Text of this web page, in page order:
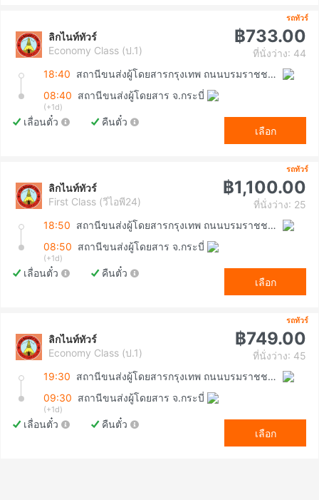
รถทัวร์
ลิกไนท์ทัวร์
Economy Class (ป.1)
฿733.00
ที่นั่งว่าง: 44
18:40
สถานีขนส่งผู้โดยสารกรุงเทพ ถนนบรมราชชนนี (สายใต้ใหม่)
08:40 สถานีขนส่งผู้โดยสาร จ.กระบี่
(+1d)
เลื่อนตั๋ว คืนตั๋ว
เลือก
รถทัวร์
ลิกไนท์ทัวร์
First Class (วีไอพี24)
฿1,100.00
ที่นั่งว่าง: 25
18:50
สถานีขนส่งผู้โดยสารกรุงเทพ ถนนบรมราชชนนี (สายใต้ใหม่)
08:50 สถานีขนส่งผู้โดยสาร จ.กระบี่
(+1d)
เลื่อนตั๋ว คืนตั๋ว
เลือก
รถทัวร์
ลิกไนท์ทัวร์
Economy Class (ป.1)
฿749.00
ที่นั่งว่าง: 45
19:30
สถานีขนส่งผู้โดยสารกรุงเทพ ถนนบรมราชชนนี (สายใต้ใหม่)
09:30 สถานีขนส่งผู้โดยสาร จ.กระบี่
(+1d)
เลื่อนตั๋ว คืนตั๋ว
เลือก